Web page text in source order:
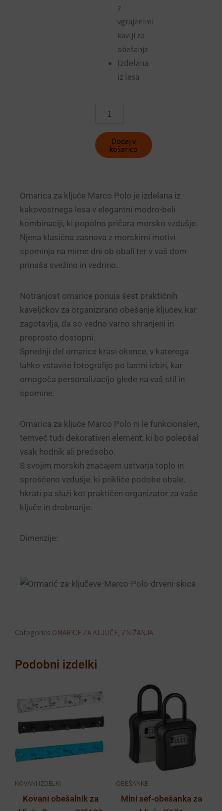
z
vgrajenimi
kavlji za
obešanje
Izdelana
iz lesa
omarica
ključe
MARCO
POLO
Dodaj v
košarico
Omarica za ključe Marco Polo je izdelana iz
kakovostnega lesa v elegantni modro-beli
kombinaciji, ki popolno pričara morsko vzdušje.
Njena klasična zasnova z morskimi motivi
spominja na mirne dni ob obali ter v vaš dom
prinaša svežino in vedrino.
Notranjost omarice ponuja šest praktičnih
kaveljčkov za organizirano obešanje ključev, kar
zagotavlja, da so vedno varno shranjeni in
preprosto dostopni.
Sprednji del omarice krasi okence, v katerega
lahko vstavite fotografijo po lastni izbiri, kar
omogoča personalizacijo glede na vaš stil in
spomine.
Omarica za ključe Marco Polo ni le funkcionalen,
temveč tudi dekorativen element, ki bo polepšal
vsak hodnik ali predsobo.
S svojim morskih značajem ustvarja toplo in
sproščeno vzdušje, ki prikliče podobe obale,
hkrati pa služi kot praktičen organizator za vaše
ključe in drobnarije.
Dimenzije:
Categories OMARICE ZA KLJUČE, ZNIŽANJA
Podobni izdelki
KOVANI IZDELKI
Kovani obešalnik za
izdelek
več
različic.
Možnosti
izberete
OBEŠANKE
Mini sef-obešanka za
Možnosti
izberete
na